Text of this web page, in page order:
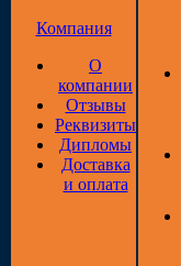
Компания
О
компании
Отзывы
Реквизиты
Дипломы
Доставка
и оплата